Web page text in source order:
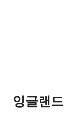
), 후기 226개
잉글랜